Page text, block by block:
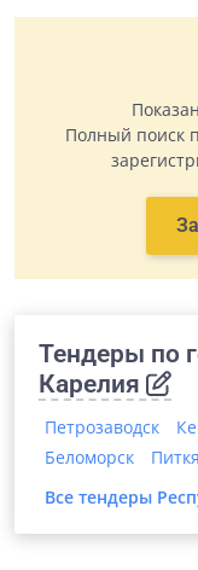
Полный поиск
Тендеры по
Карелия
Петрозаводск
Беломорск
Все тендеры